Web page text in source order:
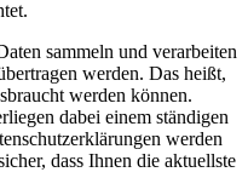
sammeln und verarbeiten
werden. Das heißt,
werden können.
dabei einem ständigen
werden
dass Ihnen die aktuellste